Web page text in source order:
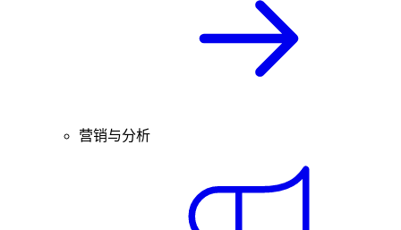
营销与分析